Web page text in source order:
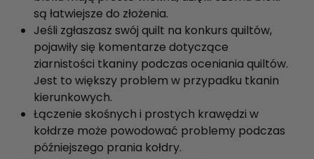
są łatwiejsze do złożenia.
Jeśli zgłaszasz swój quilt na konkurs quiltów,
pojawiły się komentarze dotyczące
ziarnistości tkaniny podczas oceniania quiltów.
Jest to większy problem w przypadku tkanin
kierunkowych.
Łączenie skośnych i prostych krawędzi w
kołdrze może powodować problemy podczas
późniejszego prania kołdry.